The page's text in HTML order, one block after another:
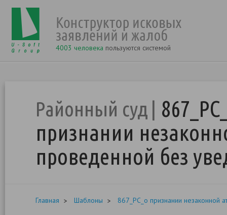
4003 человека пользуются системой
Районный суд
признании
проведенной без
Главная Шаблоны 867_РС_о признании незаконной